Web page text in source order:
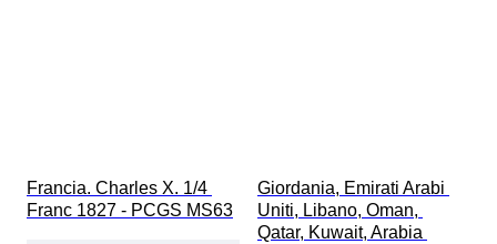
Francia. Charles X. 1/4
Franc 1827 - PCGS MS63
Giordania, Emirati Arabi
Uniti, Libano, Oman,
Qatar, Kuwait, Arabia